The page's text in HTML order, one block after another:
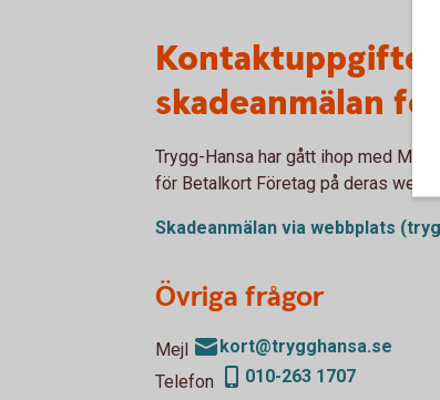
skadeanmälan
Trygg-Hansa har gått ihop med
för Betalkort Företag på deras
Skadeanmälan via webbplats
Övriga frågor
Mejl
kort@trygghansa.se
Telefon
010-263 1707